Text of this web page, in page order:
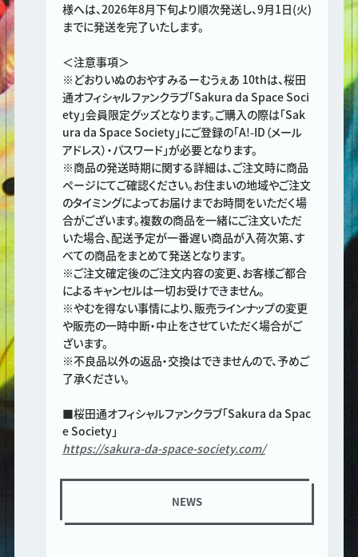
様へは、2026年8月下旬より順次発送し、9月1日(火)
までに発送を完了いたします。
＜注意事項＞
※どおりいぬのおやすみるーむうぇあ 10thは、桜田
通オフィシャルファンクラブ「Sakura da Space Soci
ety」会員限定グッズとなります。ご購入の際は「Sak
ura da Space Society」にご登録の「A!-ID（メール
アドレス）・パスワード」が必要となります。
※商品の発送時期に関する詳細は、ご注文時に商品
ページにてご確認ください。お住まいの地域やご注文
のタイミングによってお届けまでお時間をいただく場
合がございます。複数の商品を一緒にご注文いただ
いた場合、配送予定が一番遅い商品が入荷次第、す
べての商品をまとめて発送となります。
※ご注文確定後のご注文内容の変更、お客様ご都合
によるキャンセルは一切お受けできません。
※やむを得ない事情により、販売ラインナップの変更
や販売の一時中断・中止をさせていただく場合がご
ざいます。
※不良品以外の返品・交換はできませんので、予めご
了承ください。
■桜田通オフィシャルファンクラブ「Sakura da Spac
e Society」
https://sakura-da-space-society.com/
NEWS